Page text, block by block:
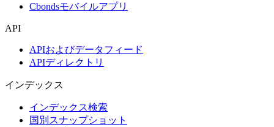
Cbondsモバイルアプリ
API
APIおよびデータフィード
APIディレクトリ
インデックス
インデックス検索
国別スナップショット